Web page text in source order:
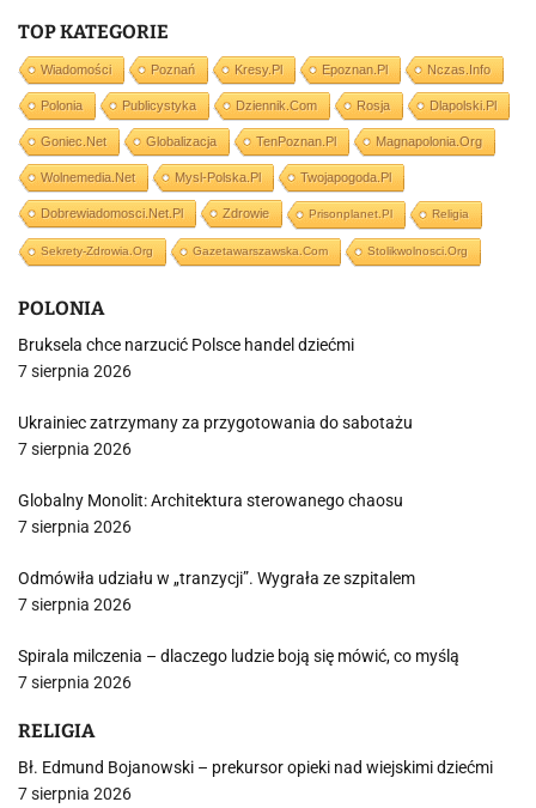
TOP KATEGORIE
Wiadomości Poznań Kresy.pl Epoznan.pl Nczas.info
Polonia Publicystyka Dziennik.com Rosja Dlapolski.pl
Goniec.net Globalizacja TenPoznan.pl Magnapolonia.org
Wolnemedia.net Mysl-Polska.pl Twojapogoda.pl
Dobrewiadomosci.net.pl Zdrowie Prisonplanet.pl Religia
Sekrety-Zdrowia.org Gazetawarszawska.com Stolikwolnosci.org
POLONIA
Bruksela chce narzucić Polsce handel dziećmi
7 sierpnia 2026
Ukrainiec zatrzymany za przygotowania do sabotażu
7 sierpnia 2026
Globalny Monolit: Architektura sterowanego chaosu
7 sierpnia 2026
Odmówiła udziału w „tranzycji”. Wygrała ze szpitalem
7 sierpnia 2026
Spirala milczenia – dlaczego ludzie boją się mówić, co myślą
7 sierpnia 2026
RELIGIA
Bł. Edmund Bojanowski – prekursor opieki nad wiejskimi dziećmi
7 sierpnia 2026